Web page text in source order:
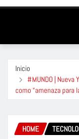
Inicio
#MUNDO |
como “amenaza para
HOME